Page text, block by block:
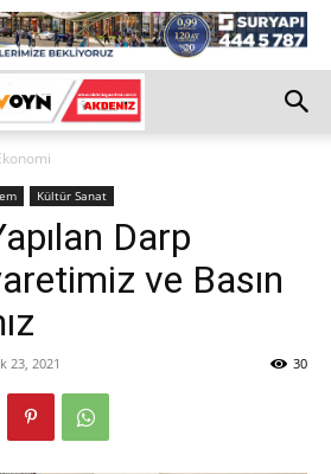
Kültür Sanat
Darp
ve Basın
23, 2021 30